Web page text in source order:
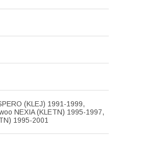
(KLEJ) 1991-1999,
NEXIA (KLETN) 1995-1997,
1995-2001